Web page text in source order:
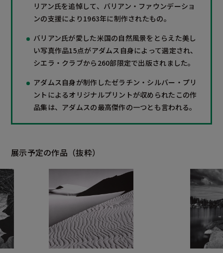
リアン氏を追悼して、バリアン・ファウンデーショ
ンの支援により1963年に制作されたもの。
バリアン氏が愛した米国の自然風景をとらえた美し
い写真作品15点がアダムス自身によって選定され、
シエラ・クラブから260部限定で出版されました。
アダムス自身が制作したゼラチン・シルバー・プリ
ントによるオリジナルプリントが収められたこの作
品集は、アダムスの最高傑作の一つとも言われる。
展示予定の作品（抜粋）